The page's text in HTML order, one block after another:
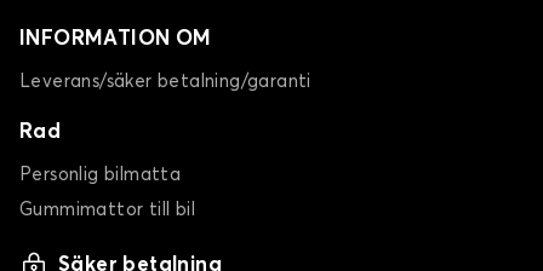
INFORMATION OM
Leverans/säker betalning/garanti
Rad
Personlig bilmatta
Gummimattor till bil
Säker betalning